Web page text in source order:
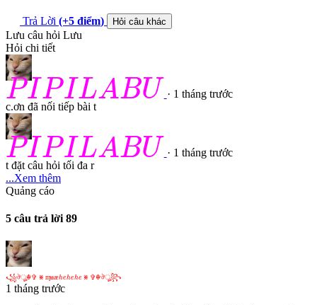
Trả Lời (+5 điểm) Hỏi câu khác
Lưu câu hỏi Lưu
Hỏi chi tiết
PIPILABU
PIPILABU
· 1 tháng trước
c.ơn đã nối tiếp bài t
PIPILABU
PIPILABU
· 1 tháng trước
t đặt câu hỏi tối đa r
...Xem thêm
Quảng cáo
5 câu trả lời 89
꧁ঔৣ☬✞ ⨳ ɱʉæhehehe ⨳ ✞☬ঔৣ꧂
꧁ঔ ☬✞ ɱ ʉ æ he h ehe⨳
1 tháng trước